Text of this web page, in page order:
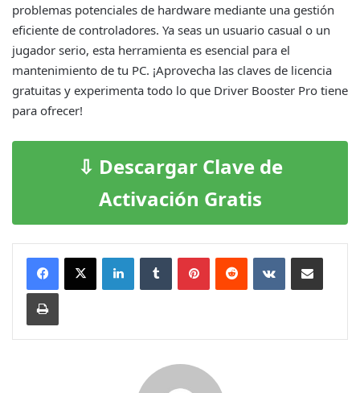
problemas potenciales de hardware mediante una gestión
eficiente de controladores. Ya seas un usuario casual o un
jugador serio, esta herramienta es esencial para el
mantenimiento de tu PC. ¡Aprovecha las claves de licencia
gratuitas y experimenta todo lo que Driver Booster Pro tiene
para ofrecer!
⇩ Descargar Clave de
Activación Gratis
LinkedInTumblr PinterestReddit VKontakteCompartir por correo
Imprimir